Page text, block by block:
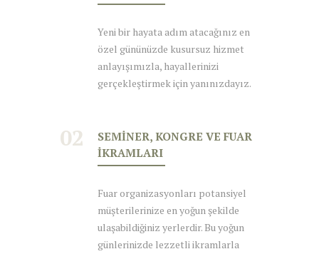
Yeni bir hayata adım atacağınız en
özel gününüzde kusursuz hizmet
anlayışımızla, hayallerinizi
gerçekleştirmek için yanınızdayız.
02
SEMINER, KONGRE VE FUAR
İKRAMLARI
Fuar organizasyonları potansiyel
müşterilerinize en yoğun şekilde
ulaşabildiğiniz yerlerdir. Bu yoğun
günlerinizde lezzetli ikramlarla